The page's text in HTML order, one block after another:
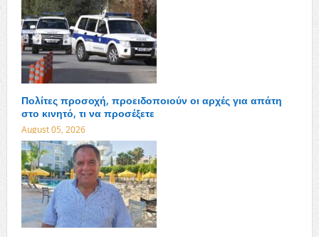
Πολίτες προσοχή, προειδοποιούν οι αρχές για απάτη
στο κινητό, τι να προσέξετε
August 05, 2026